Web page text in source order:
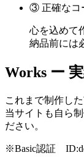
③ 正確なコ
心を込めて
納品前には
Works ー
これまで制作し
当サイトも自ら
ださい。
※Basic認証